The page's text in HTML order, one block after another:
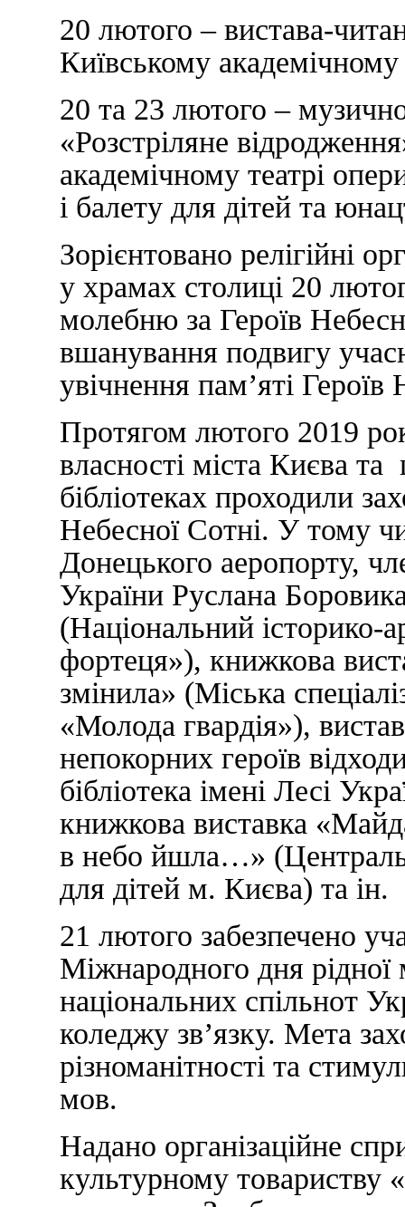
20 лютого – вистава-
Київському
20 та 23 лютого –
«Розстріляне
академічному театрі
і балету для дітей та
Зорієнтовано релігійні
у храмах столиці 20
молебню за Героїв
вшанування подвигу
увічнення пам’яті Героїв
Протягом лютого 2019
власності міста Києва
бібліотеках проходили
Небесної Сотні. У тому
Донецького аеропорту,
України Руслана
(Національний історико-
фортеця»), книжкова
змінила» (Міська
«Молода гвардія»),
непокорних героїв
бібліотека імені Лесі
книжкова виставка
в небо йшла…»
для дітей м. Києва) та ін.
21 лютого забезпечено
Міжнародного дня
національних спільнот
коледжу зв’язку. Мета
різноманітності та
мов.
Надано організаційне
культурному товариству